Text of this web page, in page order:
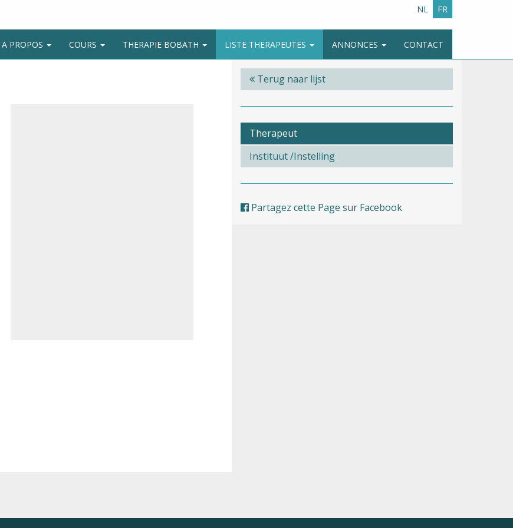
NL FR
A PROPOS COURS THERAPIE BOBATH LISTE THERAPEUTES ANNONCES CONTACT
Terug naar lijst
Therapeut
Instituut /Instelling
Partagez cette Page sur Facebook